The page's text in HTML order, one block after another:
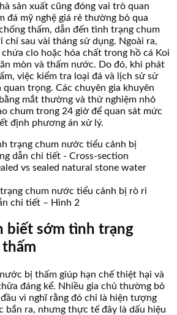
sản xuất cũng đóng vai trò quan
đá mỹ nghệ giá rẻ thường bỏ qua
thấm, dẫn đến tình trạng chum
sau vài tháng sử dụng. Ngoài ra,
clo hoặc hóa chất trong hồ cá Koi
mòn và thấm nước. Do đó, khi phát
việc kiểm tra loại đá và lịch sử sử
trọng. Các chuyên gia khuyên
mắt thường và thử nghiệm nhỏ
chum trong 24 giờ để quan sát mức
định phương án xử lý.
chum nước tiểu cảnh bị rò rỉ
chi tiết – Hình 2
biết sớm tình trạng
bị thấm giúp hạn chế thiệt hại và
đáng kể. Nhiều gia chủ thường bỏ
vì nghĩ rằng đó chỉ là hiện tượng
bắn ra, nhưng thực tế đây là dấu hiệu